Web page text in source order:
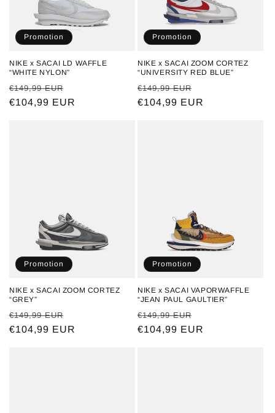
n
:
Promotion
NIKE x SACAI LD WAFFLE
“WHITE NYLON”
Prix
habituel
€149,99 EUR
promotionnel
€104,99 EUR
Promotion
NIKE x SACAI ZOOM CORTEZ
“UNIVERSITY RED BLUE”
Prix
habituel
€149,99 EUR
promotionnel
€104,99 EUR
Promotion
NIKE x SACAI ZOOM CORTEZ
“GREY”
Prix
habituel
€149,99 EUR
promotionnel
€104,99 EUR
Promotion
NIKE x SACAI VAPORWAFFLE
“JEAN PAUL GAULTIER”
Prix
habituel
€149,99 EUR
promotionnel
€104,99 EUR